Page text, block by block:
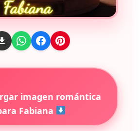
imagen romántica
Fabiana